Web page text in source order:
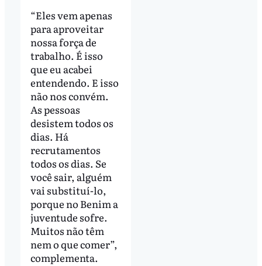
“Eles vem apenas
para aproveitar
nossa força de
trabalho. É isso
que eu acabei
entendendo. E isso
não nos convém.
As pessoas
desistem todos os
dias. Há
recrutamentos
todos os dias. Se
você sair, alguém
vai substituí-lo,
porque no Benim a
juventude sofre.
Muitos não têm
nem o que comer”,
complementa.